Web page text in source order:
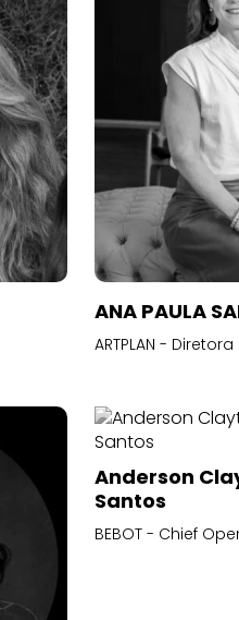
ANA PAULA
ARTPLAN -
Anderson
Santos
BEBOT - Chief